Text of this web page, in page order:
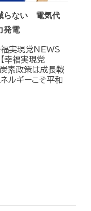
らない 電気代
発電
実現党NEWS
幸福実現党
素政策は成長戦
ルギーこそ平和